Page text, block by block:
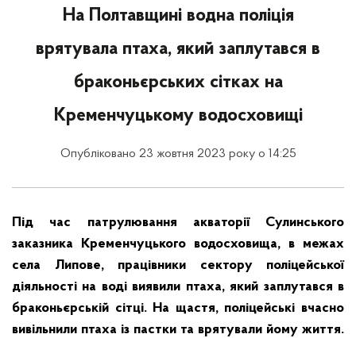
На Полтавщині водна поліція
врятувала птаха, який заплутався в
браконьєрських сітках на
Кременчуцькому водосховищі
Опубліковано 23 жовтня 2023 року о 14:25
Під час патрулювання акваторії Сулинського
заказника Кременчуцького водосховища, в межах
села Липове, працівники сектору поліцейської
діяльності на воді виявили птаха, який заплутався в
браконьєрській сітці. На щастя, поліцейські вчасно
вивільнили птаха із пастки та врятували йому життя.